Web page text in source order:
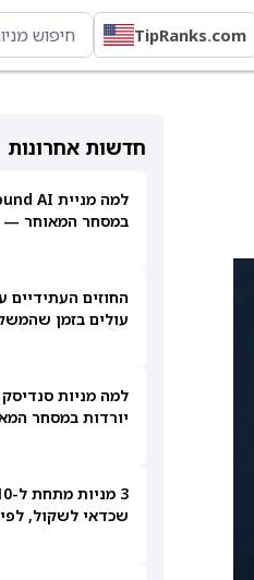
TipRanks.com
חדשות אחרונות
במסחר המאוחר —
החוזים
עולים בזמן
יורדות במסחר
שכדאי לשקול,